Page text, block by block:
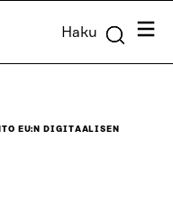
Haku
EU:N DIGITAALISEN